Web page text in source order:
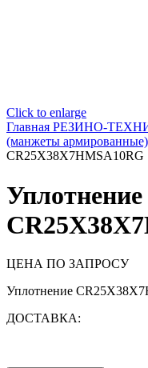
Click to enlarge
Главная РЕЗИНО-
(манжеты армированные)
CR25X38X7HMSA10RG
Уплотнение
ЦЕНА ПО ЗАПРОСУ
Уплотнение
ДОСТАВКА: